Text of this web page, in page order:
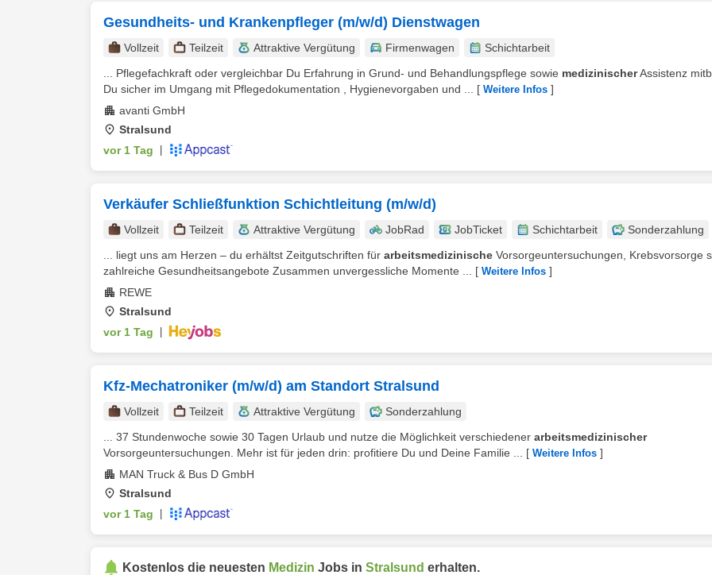
Gesundheits- und Krankenpfleger (m/w/d) Dienstwagen
Vollzeit Teilzeit Attraktive Vergütung Firmenwagen
Schichtarbeit
... Pflegefachkraft oder vergleichbar Du Erfahrung in Grund- und Behandlungspflege sowie medizinischerAssistenz
Du sicher im Umgang mit Pflegedokumentation , Hygienevorgaben und ...
[ Weitere Infos ]
avanti GmbH
Stralsund
vor 1 Tag
Verkäufer Schließfunktion Schichtleitung (m/w/d)
Vollzeit Teilzeit Attraktive Vergütung JobRad JobTicket Schichtarbeit
Sonderzahlung
... liegt uns am Herzen – du erhältst Zeitgutschriften für arbeitsmedizinische Vorsorgeuntersuchungen, Krebsvorsorge
zahlreiche Gesundheitsangebote Zusammen unvergessliche Momente ...
[ Weitere Infos ]
REWE
Stralsund
vor 1 Tag
Kfz-Mechatroniker (m/w/d) am Standort Stralsund
Vollzeit Teilzeit Attraktive Vergütung
Sonderzahlung
... 37 Stundenwoche sowie 30 Tagen Urlaub und nutze die Möglichkeit verschiedener arbeitsmedizinischer
Vorsorgeuntersuchungen. Mehr ist für jeden drin: profitiere Du und Deine Familie ...
[ Weitere Infos ]
MAN Truck & Bus D GmbH
Stralsund
vor 1 Tag
Kostenlos die neuesten Medizin Jobs in Stralsund erhalten.